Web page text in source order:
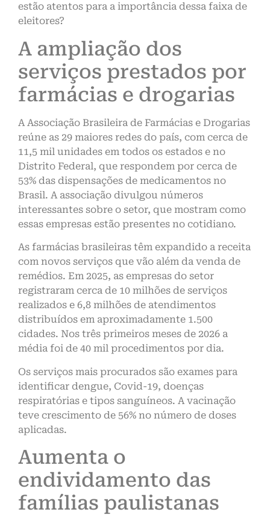
estão atentos para a importância dessa faixa de
eleitores?
A ampliação dos
serviços prestados por
farmácias e drogarias
A Associação Brasileira de Farmácias e Drogarias
reúne as 29 maiores redes do país, com cerca de
11,5 mil unidades em todos os estados e no
Distrito Federal, que respondem por cerca de
53% das dispensações de medicamentos no
Brasil. A associação divulgou números
interessantes sobre o setor, que mostram como
essas empresas estão presentes no cotidiano.
As farmácias brasileiras têm expandido a receita
com novos serviços que vão além da venda de
remédios. Em 2025, as empresas do setor
registraram cerca de 10 milhões de serviços
realizados e 6,8 milhões de atendimentos
distribuídos em aproximadamente 1.500
cidades. Nos três primeiros meses de 2026 a
média foi de 40 mil procedimentos por dia.
Os serviços mais procurados são exames para
identificar dengue, Covid-19, doenças
respiratórias e tipos sanguíneos. A vacinação
teve crescimento de 56% no número de doses
aplicadas.
Aumenta o
endividamento das
famílias paulistanas